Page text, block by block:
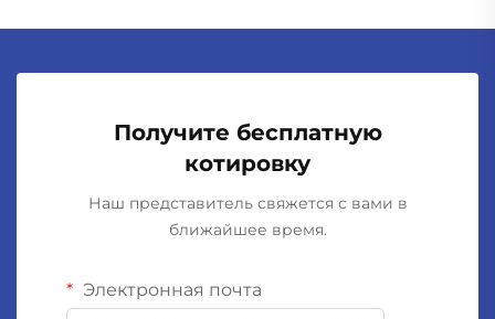
Получите бесплатную
котировку
Наш представитель свяжется с вами в
ближайшее время.
Электронная почта